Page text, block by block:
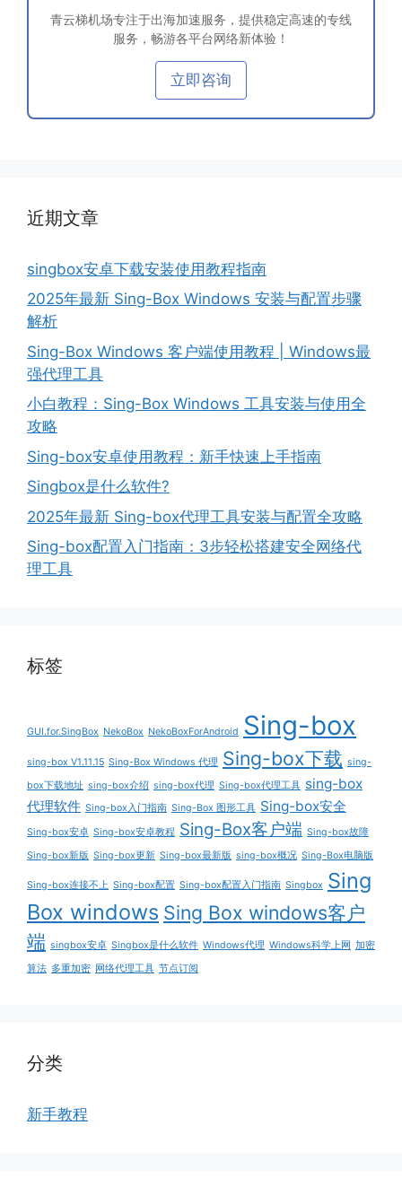
青云梯机场专注于出海加速服务，提供稳定高速的专线
服务，畅游各平台网络新体验！
立即咨询
近期文章
singbox安卓下载安装使用教程指南
2025年最新 Sing-Box Windows 安装与配置步骤
解析
Sing-Box Windows 客户端使用教程 | Windows最
强代理工具
小白教程：Sing-Box Windows 工具安装与使用全
攻略
Sing-box安卓使用教程：新手快速上手指南
Singbox是什么软件?
2025年最新 Sing-box代理工具安装与配置全攻略
Sing-box配置入门指南：3步轻松搭建安全网络代
理工具
标签
GUI.for.SingBox NekoBox NekoBoxForAndroid Sing-box
sing-box V1.11.15 Sing-Box Windows 代理 Sing-box下载 sing-
box下载地址 sing-box介绍 sing-box代理 Sing-box代理工具 sing-box
代理软件 Sing-box入门指南 Sing-Box 图形工具 Sing-box安全
Sing-box安卓 Sing-box安卓教程 Sing-Box客户端 Sing-box故障
Sing-box新版 Sing-box更新 Sing-box最新版 sing-box概况 Sing-Box电脑版
Sing-box连接不上 Sing-box配置 Sing-box配置入门指南 Singbox Sing
Box windows Sing Box windows客户
端 singbox安卓 Singbox是什么软件 Windows代理 Windows科学上网 加密
算法 多重加密 网络代理工具 节点订阅
分类
新手教程